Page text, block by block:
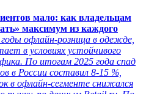
мало: как владельцам
максимум из каждого
офлайн-розница в одежде,
в условиях устойчивого
По итогам 2025 года спад
в России составил 8-15 %,
в офлайн-сегменте снижался